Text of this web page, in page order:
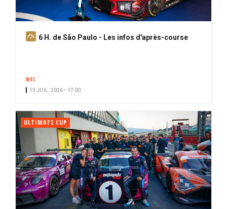
A
6 H. de São Paulo - Les infos d'après-course
WEC
13 JUIL. 2026 • 17:00
ULTIMATE CUP